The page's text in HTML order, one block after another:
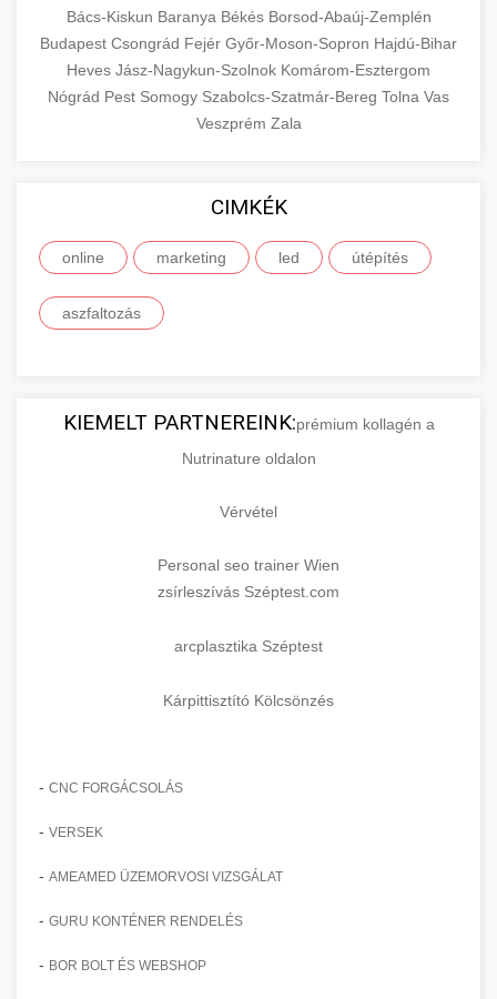
Bács-Kiskun Baranya Békés Borsod-Abaúj-Zemplén
Budapest Csongrád Fejér Győr-Moson-Sopron Hajdú-Bihar
Heves Jász-Nagykun-Szolnok Komárom-Esztergom
Nógrád Pest Somogy Szabolcs-Szatmár-Bereg Tolna Vas
Veszprém Zala
CIMKÉK
online marketing led útépítés
aszfaltozás
KIEMELT PARTNEREINK:prémium kollagén a
Nutrinature oldalon
Vérvétel
Personal seo trainer Wien
zsírleszívás Széptest.com
arcplasztika Széptest
Kárpittisztító Kölcsönzés
- CNC FORGÁCSOLÁS
- VERSEK
- AMEAMED ÜZEMORVOSI VIZSGÁLAT
- GURU KONTÉNER RENDELÉS
- BOR BOLT ÉS WEBSHOP